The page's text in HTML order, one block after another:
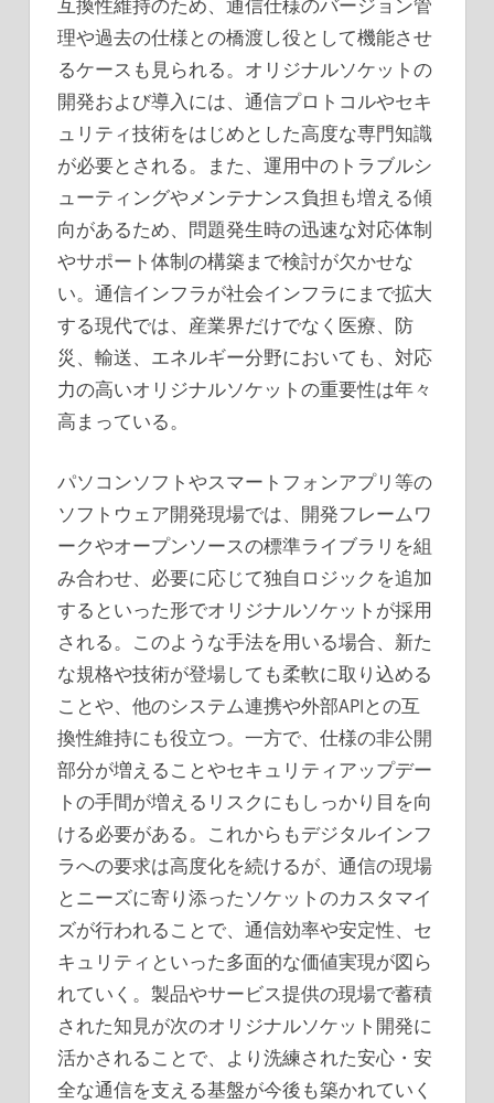
互換性維持のため、通信仕様のバージョン管
理や過去の仕様との橋渡し役として機能させ
るケースも見られる。オリジナルソケットの
開発および導入には、通信プロトコルやセキ
ュリティ技術をはじめとした高度な専門知識
が必要とされる。また、運用中のトラブルシ
ューティングやメンテナンス負担も増える傾
向があるため、問題発生時の迅速な対応体制
やサポート体制の構築まで検討が欠かせな
い。通信インフラが社会インフラにまで拡大
する現代では、産業界だけでなく医療、防
災、輸送、エネルギー分野においても、対応
力の高いオリジナルソケットの重要性は年々
高まっている。
パソコンソフトやスマートフォンアプリ等の
ソフトウェア開発現場では、開発フレームワ
ークやオープンソースの標準ライブラリを組
み合わせ、必要に応じて独自ロジックを追加
するといった形でオリジナルソケットが採用
される。このような手法を用いる場合、新た
な規格や技術が登場しても柔軟に取り込める
ことや、他のシステム連携や外部APIとの互
換性維持にも役立つ。一方で、仕様の非公開
部分が増えることやセキュリティアップデー
トの手間が増えるリスクにもしっかり目を向
ける必要がある。これからもデジタルインフ
ラへの要求は高度化を続けるが、通信の現場
とニーズに寄り添ったソケットのカスタマイ
ズが行われることで、通信効率や安定性、セ
キュリティといった多面的な価値実現が図ら
れていく。製品やサービス提供の現場で蓄積
された知見が次のオリジナルソケット開発に
活かされることで、より洗練された安心・安
全な通信を支える基盤が今後も築かれていく